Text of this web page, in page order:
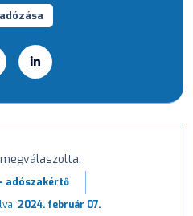
adószakértő
2024. február 07.